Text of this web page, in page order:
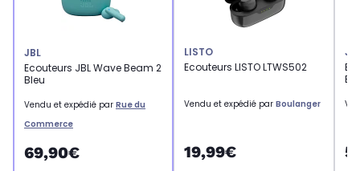
JBL
Ecouteurs JBL Wave Beam 2
Bleu
Vendu et expédié par Rue du
Commerce
69,90€
LISTO
Ecouteurs LISTO LTWS502
Vendu et expédié par Boulanger
19,99€